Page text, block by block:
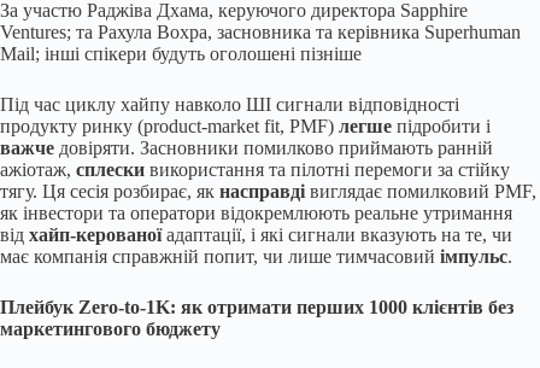
За участю Раджіва Дхама, керуючого директора Sapphire
Ventures; та Рахула Вохра, засновника та керівника Superhuman
Mail; інші спікери будуть оголошені пізніше
Під час циклу хайпу навколо ШІ сигнали відповідності
продукту ринку (product-market fit, PMF) легше підробити і
важче довіряти. Засновники помилково приймають ранній
ажіотаж, сплески використання та пілотні перемоги за стійку
тягу. Ця сесія розбирає, як насправдівиглядає помилковий PMF,
як інвестори та оператори відокремлюють реальне утримання
від хайп-керованоїадаптації, і які сигнали вказують на те, чи
має компанія справжній попит, чи лише тимчасовий імпульс.
Плейбук Zero-to-1K: як отримати перших 1000 клієнтів без
маркетингового бюджету